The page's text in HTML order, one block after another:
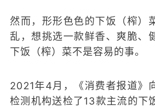
然而，形形色色的下饭（榨）
乱，想挑选一款鲜香、爽脆、
下饭（榨）菜不是容易的事。
2021年4月，《消费者报道》
检测机构送检了13款主流的下